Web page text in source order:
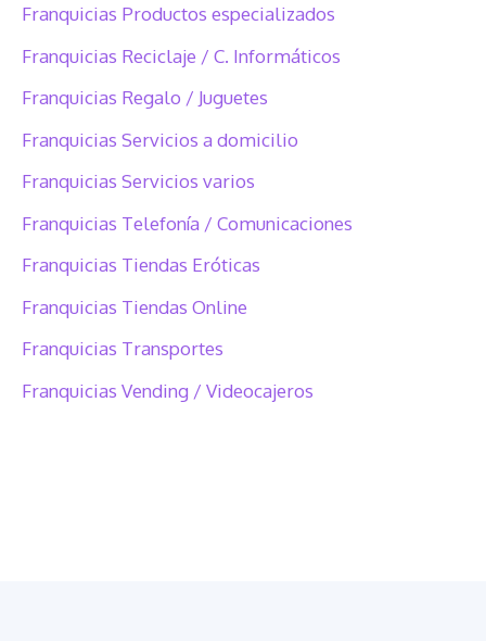
Franquicias Productos especializados
Franquicias Reciclaje / C. Informáticos
Franquicias Regalo / Juguetes
Franquicias Servicios a domicilio
Franquicias Servicios varios
Franquicias Telefonía / Comunicaciones
Franquicias Tiendas Eróticas
Franquicias Tiendas Online
Franquicias Transportes
Franquicias Vending / Videocajeros